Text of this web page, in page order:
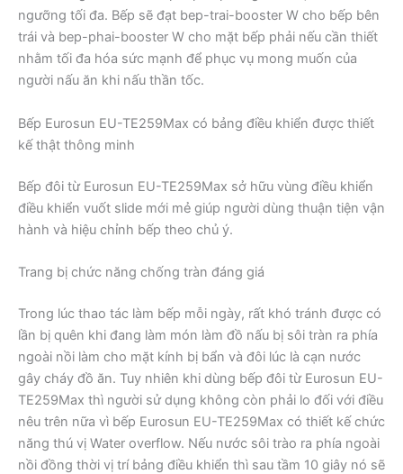
ngưỡng tối đa. Bếp sẽ đạt bep-trai-booster W cho bếp bên
trái và bep-phai-booster W cho mặt bếp phải nếu cần thiết
nhằm tối đa hóa sức mạnh để phục vụ mong muốn của
người nấu ăn khi nấu thần tốc.
Bếp Eurosun EU-TE259Max có bảng điều khiển được thiết
kế thật thông minh
Bếp đôi từ Eurosun EU-TE259Max sở hữu vùng điều khiển
điều khiển vuốt slide mới mẻ giúp người dùng thuận tiện vận
hành và hiệu chỉnh bếp theo chủ ý.
Trang bị chức năng chống tràn đáng giá
Trong lúc thao tác làm bếp mỗi ngày, rất khó tránh được có
lần bị quên khi đang làm món làm đồ nấu bị sôi tràn ra phía
ngoài nồi làm cho mặt kính bị bẩn và đôi lúc là cạn nước
gây cháy đồ ăn. Tuy nhiên khi dùng bếp đôi từ Eurosun EU-
TE259Max thì người sử dụng không còn phải lo đối với điều
nêu trên nữa vì bếp Eurosun EU-TE259Max có thiết kế chức
năng thú vị Water overflow. Nếu nước sôi trào ra phía ngoài
nồi đồng thời vị trí bảng điều khiển thì sau tầm 10 giây nó sẽ